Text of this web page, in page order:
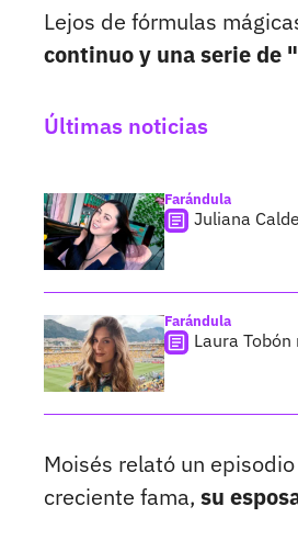
Lejos de fórmulas
continuo y una serie de
Últimas noticias
Farándula
Juliana
Farándula
Laura
Moisés relató un
creciente fama, su